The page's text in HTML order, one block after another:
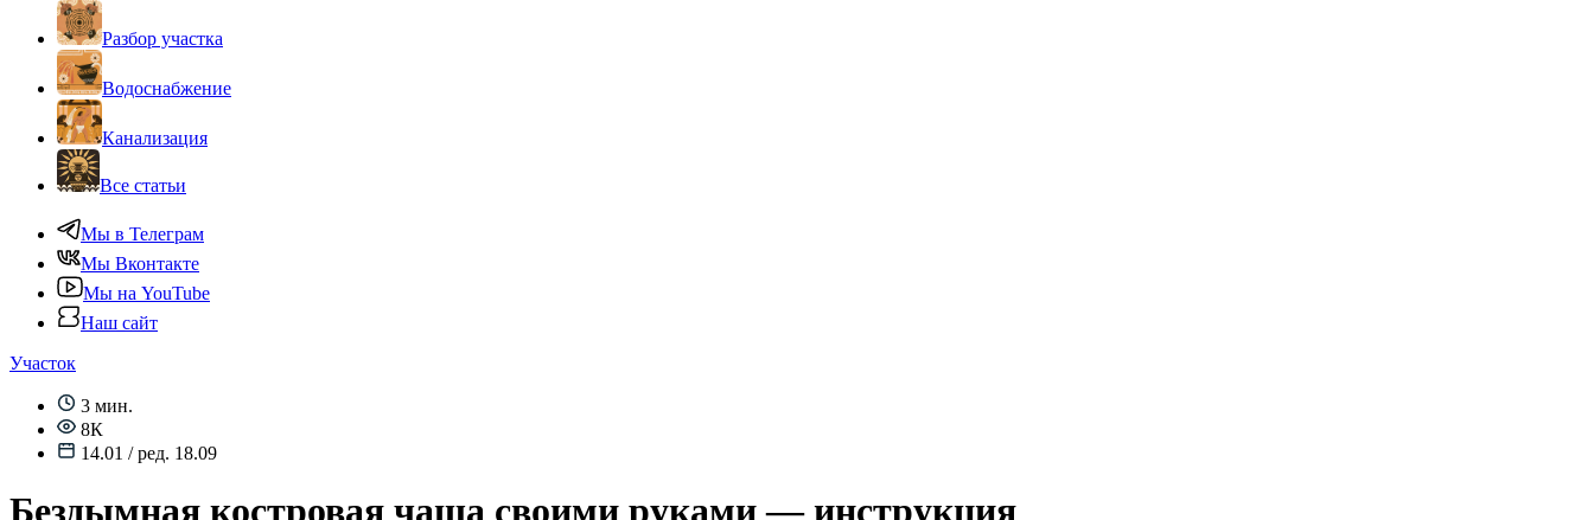
Разбор участка
Водоснабжение
Канализация
Все статьи
Мы в Телеграм
Мы Вконтакте
Мы на YouTube
Наш сайт
Участок
3 мин.
8К
14.01 / ред. 18.09
Бездымная костровая чаша своими руками — инструкция